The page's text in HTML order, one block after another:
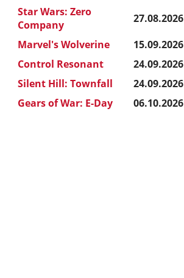
Star Wars: Zero
Company
27.08.2026
Marvel's Wolverine
15.09.2026
Control Resonant
24.09.2026
Silent Hill: Townfall
24.09.2026
Gears of War: E-Day
06.10.2026